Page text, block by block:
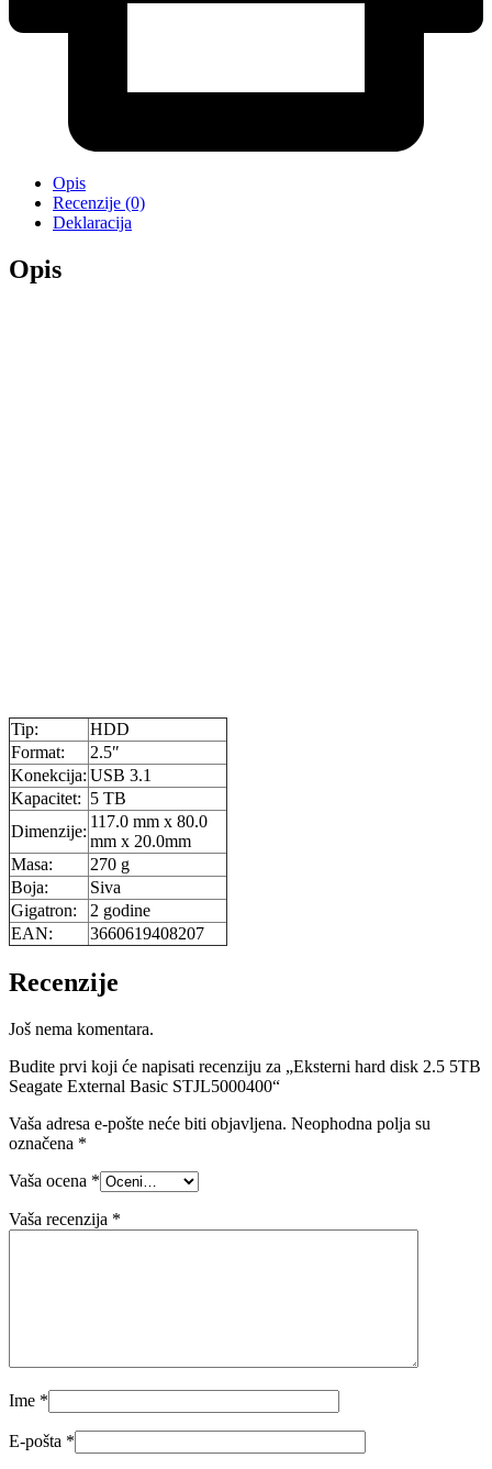
Opis
Recenzije (0)
Deklaracija
Opis
Tip:
HDD
Format:
2.5″
Konekcija: USB 3.1
Kapacitet: 5 TB
Dimenzije:
117.0 mm x 80.0
mm x 20.0mm
Masa:
270 g
Boja:
Siva
Gigatron:
2 godine
EAN:
3660619408207
Recenzije
Još nema komentara.
Budite prvi koji će napisati recenziju za „Eksterni hard disk 2.5 5TB
Seagate External Basic STJL5000400“
Vaša adresa e-pošte neće biti objavljena. Neophodna polja su
označena *
Vaša ocena *
Vaša recenzija *
Ime *
E-pošta *